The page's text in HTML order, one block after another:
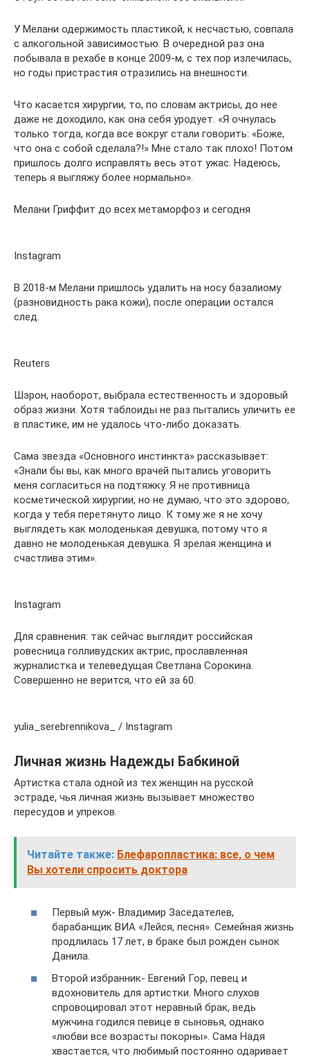
У Мелани одержимость пластикой, к несчастью, совпала
с алкогольной зависимостью. В очередной раз она
побывала в рехабе в конце 2009-м, с тех пор излечилась,
но годы пристрастия отразились на внешности.
Что касается хирургии, то, по словам актрисы, до нее
даже не доходило, как она себя уродует. «Я очнулась
только тогда, когда все вокруг стали говорить: «Боже,
что она с собой сделала?!» Мне стало так плохо! Потом
пришлось долго исправлять весь этот ужас. Надеюсь,
теперь я выгляжу более нормально».
Мелани Гриффит до всех метаморфоз и сегодня
Instagram
В 2018-м Мелани пришлось удалить на носу базалиому
(разновидность рака кожи), после операции остался
след.
Reuters
Шэрон, наоборот, выбрала естественность и здоровый
образ жизни. Хотя таблоиды не раз пытались уличить ее
в пластике, им не удалось что-либо доказать.
Сама звезда «Основного инстинкта» рассказывает:
«Знали бы вы, как много врачей пытались уговорить
меня согласиться на подтяжку. Я не противница
косметической хирургии, но не думаю, что это здорово,
когда у тебя перетянуто лицо. К тому же я не хочу
выглядеть как молоденькая девушка, потому что я
давно не молоденькая девушка. Я зрелая женщина и
счастлива этим».
Instagram
Для сравнения: так сейчас выглядит российская
ровесница голливудских актрис, прославленная
журналистка и телеведущая Светлана Сорокина.
Совершенно не верится, что ей за 60.
yulia_serebrennikova_ / Instagram
Личная жизнь Надежды Бабкиной
Артистка стала одной из тех женщин на русской
эстраде, чья личная жизнь вызывает множество
пересудов и упреков.
Читайте также: Блефаропластика: все, о чем
Вы хотели спросить доктора
Первый муж- Владимир Заседателев,
барабанщик ВИА «Лейся, песня». Семейная жизнь
продлилась 17 лет, в браке был рожден сынок
Данила.
Второй избранник- Евгений Гор, певец и
вдохновитель для артистки. Много слухов
спровоцировал этот неравный брак, ведь
мужчина годился певице в сыновья, однако
«любви все возрасты покорны». Сама Надя
хвастается, что любимый постоянно одаривает